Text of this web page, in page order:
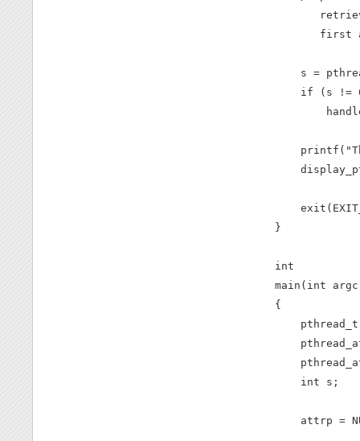
first
s =
if (s !=
}
int
main(int
{
    int s;
attrp =